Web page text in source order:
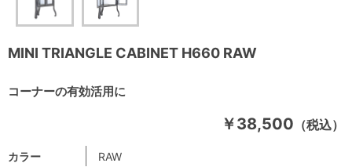
MINI TRIANGLE CABINET H660 RAW
コーナーの有効活用に
￥38,500 （税込）
カラー RAW